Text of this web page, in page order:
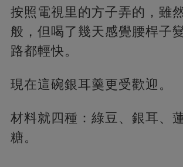
按照電視里的方子弄的，雖
般，但喝了幾天感覺腰桿子
路都輕快。
現在這碗銀耳羹更受歡迎。
材料就四種：綠豆、銀耳、
糖。